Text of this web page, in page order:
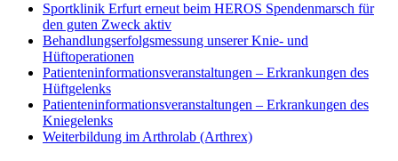
Sportklinik Erfurt erneut beim HEROS Spendenmarsch für
den guten Zweck aktiv
Behandlungserfolgsmessung unserer Knie- und
Hüftoperationen
Patienteninformationsveranstaltungen – Erkrankungen des
Hüftgelenks
Patienteninformationsveranstaltungen – Erkrankungen des
Kniegelenks
Weiterbildung im Arthrolab (Arthrex)